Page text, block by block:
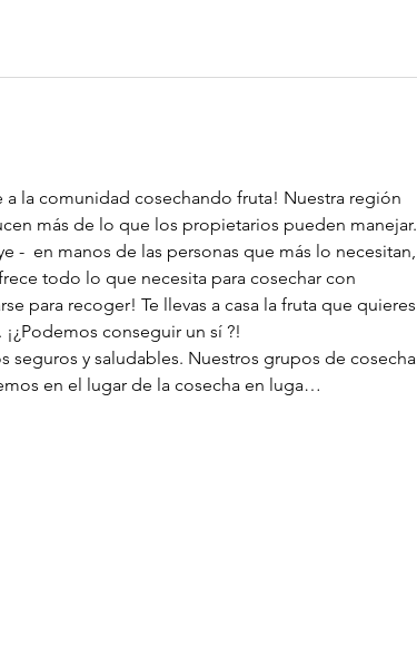
a la comunidad cosechando fruta! Nuestra región
más de lo que los propietarios pueden manejar.
-  en manos de las personas que más lo necesitan,
todo lo que necesita para cosechar con
para recoger! Te llevas a casa la fruta que quieres
conseguir un sí ?!
en el lugar de la cosecha en luga…